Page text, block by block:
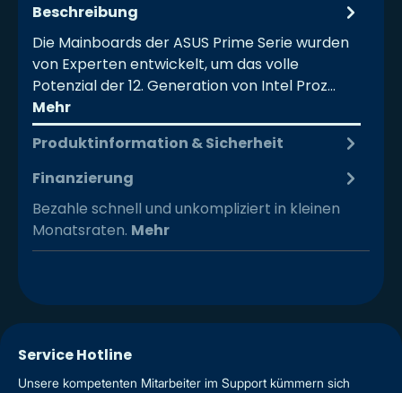
Beschreibung
Die Mainboards der ASUS Prime Serie wurden
von Experten entwickelt, um das volle
Potenzial der 12. Generation von Intel Proz…
Mehr
Produktinformation & Sicherheit
Finanzierung
Bezahle schnell und unkompliziert in kleinen
Monatsraten. Mehr
Service Hotline
Unsere kompetenten Mitarbeiter im Support kümmern sich